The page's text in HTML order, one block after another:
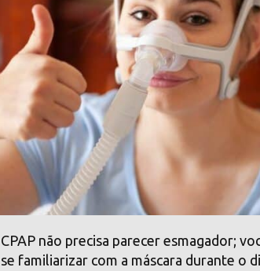
não precisa parecer esmagador;
familiarizar com a máscara durante o